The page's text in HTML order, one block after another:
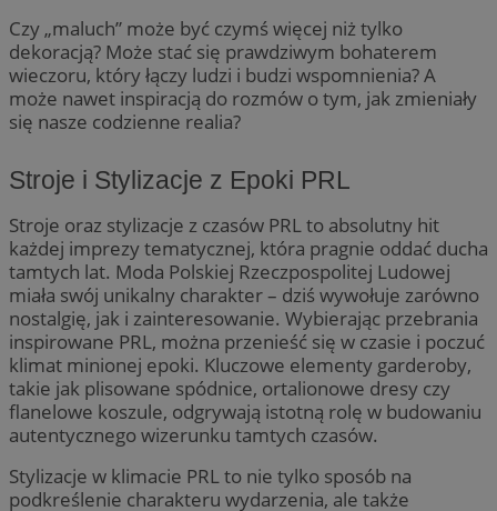
Czy „maluch” może być czymś więcej niż tylko
dekoracją? Może stać się prawdziwym bohaterem
wieczoru, który łączy ludzi i budzi wspomnienia? A
może nawet inspiracją do rozmów o tym, jak zmieniały
się nasze codzienne realia?
Stroje i Stylizacje z Epoki PRL
Stroje oraz stylizacje z czasów PRL to absolutny hit
każdej imprezy tematycznej, która pragnie oddać ducha
tamtych lat. Moda Polskiej Rzeczpospolitej Ludowej
miała swój unikalny charakter – dziś wywołuje zarówno
nostalgię, jak i zainteresowanie. Wybierając przebrania
inspirowane PRL, można przenieść się w czasie i poczuć
klimat minionej epoki. Kluczowe elementy garderoby,
takie jak plisowane spódnice, ortalionowe dresy czy
flanelowe koszule, odgrywają istotną rolę w budowaniu
autentycznego wizerunku tamtych czasów.
Stylizacje w klimacie PRL to nie tylko sposób na
podkreślenie charakteru wydarzenia, ale także